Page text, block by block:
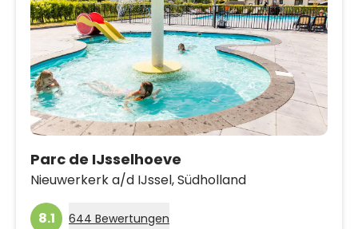
Parc de IJsselhoeve
Nieuwerkerk a/d IJssel,Südholland
8.1 644 Bewertungen